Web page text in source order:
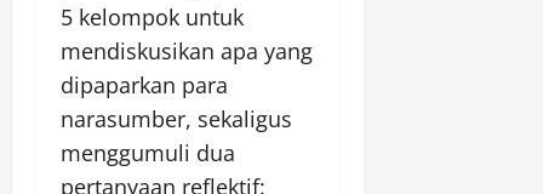
5 kelompok untuk
mendiskusikan apa yang
dipaparkan para
narasumber, sekaligus
menggumuli dua
pertanyaan reflektif: